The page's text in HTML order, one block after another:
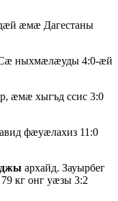
æмæ Дагестаны
ныхмæлæуды 4:0-æй
æмæ хыгъд ссис 3:0
фæуæлахиз 11:0
архайд. Зауырбег
кг онг уæзы 3:2